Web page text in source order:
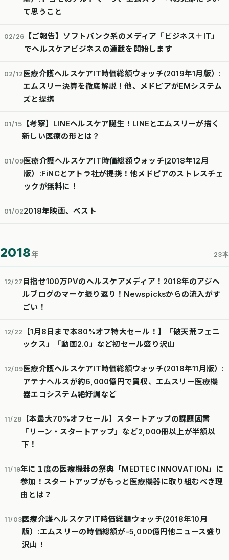
て思うこと
02/26
【ご報告】ソフトバンク系のメディア「ビジネス＋IT」
でヘルスケアビジネスの連載を開始します
02/12医療介護ヘルスケアIT時価総額ウォッチ(2019年1月版）:
エムスリー決算を徹底解説！他、メドピアがEMシステム
ズと提携
01/15
【考察】LINEヘルスケア誕生！LINEとエムスリーが描く
新しい医療の形とは？
01/09医療介護ヘルスケアIT時価総額ウォッチ(2018年12月
版）:FiNCとアトラ社が提携！他メドピアのストレスチェ
ックが無料に！
01/022018年映画、ベスト
2018年 23本
12/27 目指せ100万PVのヘルスケアメディア！2018年のアジヘ
ルブログのマーケ振り返り！Newspicksからの流入がす
ごい！
12/22
【1月8日まで本80%オフ特大セール！】「破天荒フェニ
ックス」「動画2.0」など初セール盛り沢山
12/09医療介護ヘルスケアIT時価総額ウォッチ(2018年11月版）:
アテナヘルスが約6,000億円で買収、エムスリー医療機
器エコシステム絶好調など
11/28
【本最大70%オフセール】スタートアップの課題図書
「リーン・スタートアップ」など2,000冊以上が半額以
下！
11/19年に１度の医療機器の祭典「MEDTEC INNOVATION」に
参加！スタートアップがもっと医療機器に取り組むべき理
由とは？
11/03医療介護ヘルスケアIT時価総額ウォッチ(2018年10月
版）:エムスリーの時価総額が-5,000億円他ニュース盛り
沢山！